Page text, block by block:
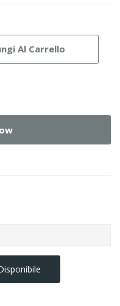
Al Carrello